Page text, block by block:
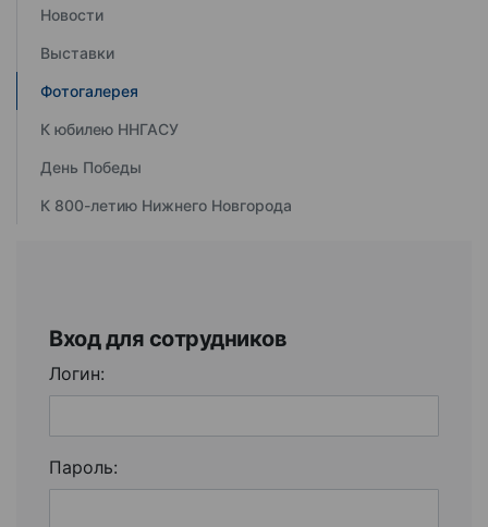
Новости
Выставки
Фотогалерея
К юбилею ННГАСУ
День Победы
К 800-летию Нижнего Новгорода
Вход для сотрудников
Логин:
Пароль: